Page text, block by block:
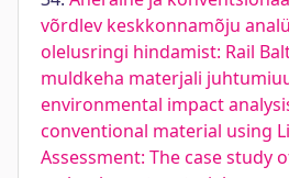
võrdlev keskkonnamõju
olelusringi hindamist: Rail
muldkeha materjali
environmental impact
conventional material using
Assessment: The case study